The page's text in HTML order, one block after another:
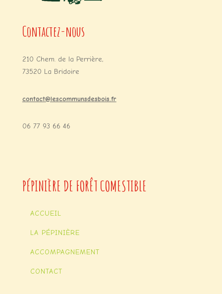
Contactez-nous
210 Chem. de la Perrière,
73520 La Bridoire
contact@lescommunsdesbois.fr
06 77 93 66 46
PÉPINIÈRE DE FORÊT COMESTIBLE
ACCUEIL
LA PÉPINIÈRE
ACCOMPAGNEMENT
CONTACT